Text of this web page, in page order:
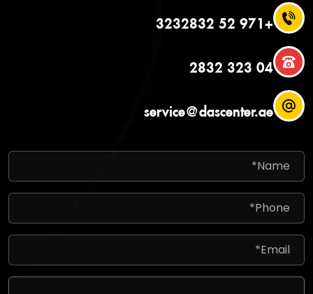
+971 52 3232832
04 323 2832
service@dascenter.ae